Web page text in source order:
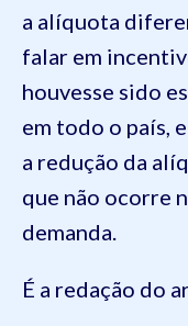
a alíquota
falar em
houvesse sido
em todo o país,
a redução da
que não ocorre
demanda.
É a redação do